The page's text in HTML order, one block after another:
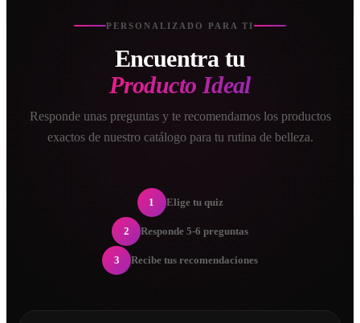
PERSONALIZADO PARA TI
Encuentra tu
Producto Ideal
Responde unas preguntas y te recomendamos los productos
exactos de nuestro catálogo para tu rutina de belleza.
1 Elige tu quiz
2 Responde 5-6 preguntas
3 Recibe tus recomendaciones